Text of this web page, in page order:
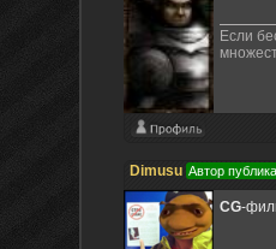
Если
Dimusu Автор
CG-